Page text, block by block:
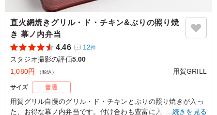
直火網焼きグリル・ド・チキン&ぶりの照り焼
き 幕ノ内弁当
4.46
12件
スタジオ撮影の評価5.00
1,080円
（税込） 用賀GRILL
サイズ 普通
用賀グリル自慢のグリル・ド・チキンとぶりの照り焼きが入っ
た、お得な幕ノ内弁当です。付け合わも豊富に入っていて、
…続きを見る